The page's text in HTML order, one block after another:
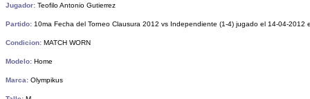
Jugador: Teofilo Antonio Gutierrez
Partido: 10ma Fecha del Torneo Clausura 2012 vs Independiente (1-4) jugado el 14-04-
Condicion: MATCH WORN
Modelo: Home
Marca: Olympikus